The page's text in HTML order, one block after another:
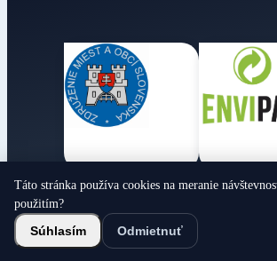
Obecné noviny
© 2026 Všetky práva vyhradené
Táto stránka používa cookies na meranie
použitím?
Súhlasím Odmietnuť